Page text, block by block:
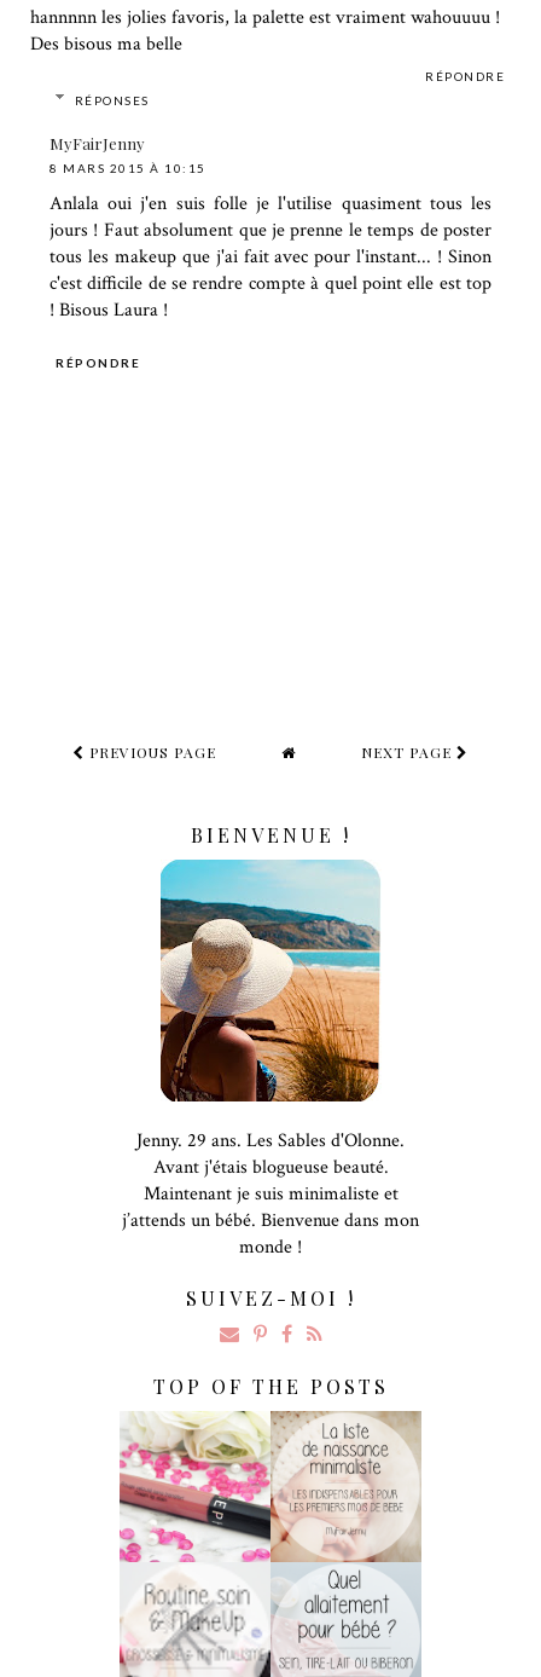
hannnnn les jolies favoris, la palette est vraiment wahouuuu !
Des bisous ma belle
RÉPONDRE
RÉPONSES
MyFairJenny
8 MARS 2015 À 10:15
Anlala oui j'en suis folle je l'utilise quasiment tous les
jours ! Faut absolument que je prenne le temps de poster
tous les makeup que j'ai fait avec pour l'instant... ! Sinon
c'est difficile de se rendre compte à quel point elle est top
! Bisous Laura !
RÉPONDRE
PREVIOUS PAGE NEXT PAGE
BIENVENUE !
Jenny. 29 ans. Les Sables d'Olonne.
Avant j'étais blogueuse beauté.
Maintenant je suis minimaliste et
j’attends un bébé. Bienvenue dans mon
monde !
SUIVEZ-MOI !
TOP OF THE POSTS
Rouge Velouté
Sans Transfert De
Sephora : LA
Surprise !
[Maternité] La
Liste De Naissance
Minimaliste
Soins & MakeUp
De Grossesse
Pour Les
Minimalistes !
Allaitement :
Biberon, Sein Ou
Tire-Lait ?